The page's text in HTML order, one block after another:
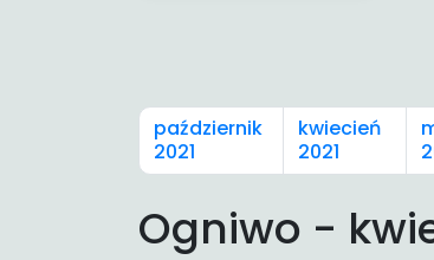
październik
2021
kwiecień
2021
Ogniwo -